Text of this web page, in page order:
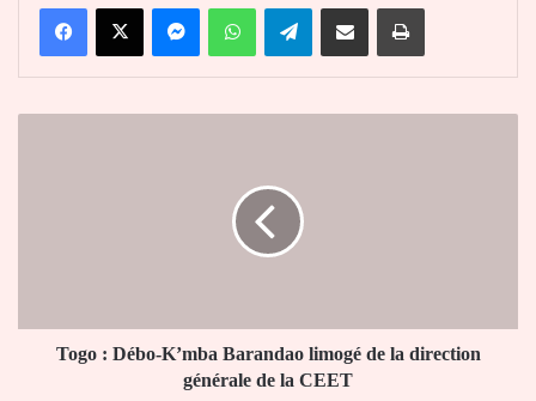
FacebookX MessengerWhatsAppTelegramPartager par email Imprimer
direction
généraleTogo : Débo-K’mba Barandao limogé de la direction
générale de la CEET